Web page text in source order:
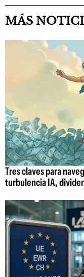
MÁS
Tres claves para
turbulencia IA,